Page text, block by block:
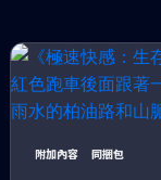
附加內容 同捆包